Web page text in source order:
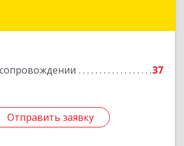
37
Отправить заявку
Ярославская обл, Рыбинский р-н,
Отправить заявку